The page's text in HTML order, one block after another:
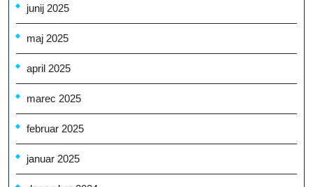
junij 2025
maj 2025
april 2025
marec 2025
februar 2025
januar 2025